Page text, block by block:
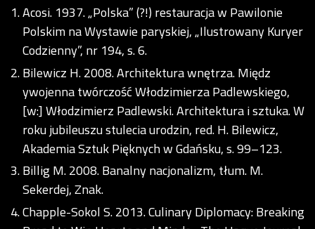
Acosi. 1937. „Polska” (?!) restauracja w Pawilonie
Polskim na Wystawie paryskiej, „Ilustrowany Kuryer
Codzienny”, nr 194, s. 6.
Bilewicz H. 2008. Architektura wnętrza. Międz
ywojenna twórczość Włodzimierza Padlewskiego,
[w:] Włodzimierz Padlewski. Architektura i sztuka. W
roku jubileuszu stulecia urodzin, red. H. Bilewicz,
Akademia Sztuk Pięknych w Gdańsku, s. 99–123.
Billig M. 2008. Banalny nacjonalizm, tłum. M.
Sekerdej, Znak.
Chapple-Sokol S. 2013. Culinary Diplomacy: Breaking